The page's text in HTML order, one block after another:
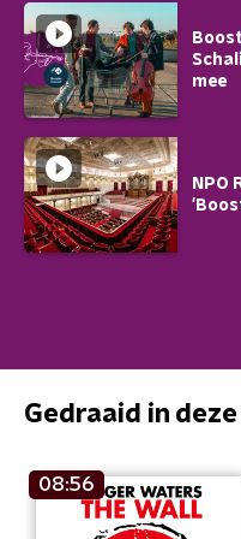
mee
NPO
Gedraaid in
08:56